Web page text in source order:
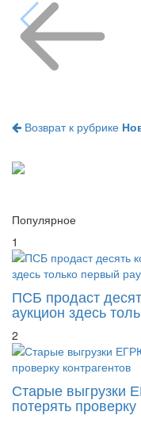
1
ПСБ продаст
аукцион здесь
2
Старые выгрузки
потерять проверку
3